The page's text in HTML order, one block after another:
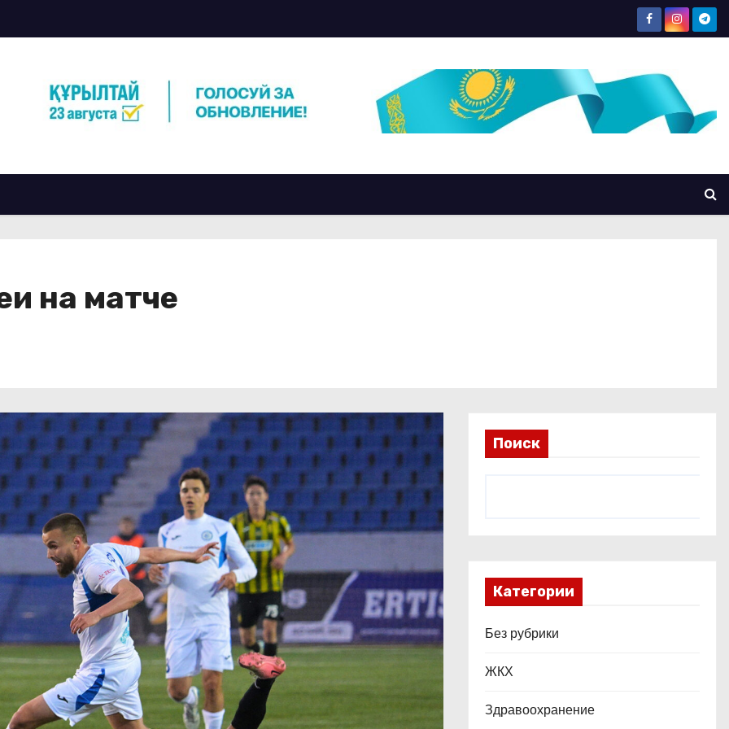
на матче
Поиск
Категории
Без рубрики
ЖКХ
Здравоохранение